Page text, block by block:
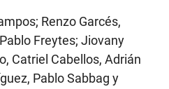
Renzo Garcés,
Freytes; Jiovany
Catriel Cabellos, Adrián
Pablo Sabbag y